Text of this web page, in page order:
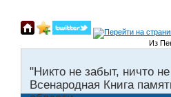
Из
"Никто не забыт, ничто
Всенародная Книга